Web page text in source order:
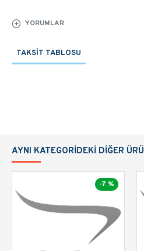
YORUMLAR
TAKSIT TABLOSU
AYNI KATEGORIDEKI DIĞER
-7 %